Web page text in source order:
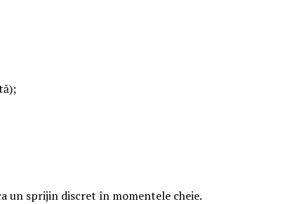
un sprijin discret în momentele cheie.